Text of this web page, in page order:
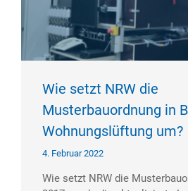
Wie setzt NRW die
Musterbauordnung in
Wohnungslüftung um?​
4. Februar 2022
Wie setzt NRW die